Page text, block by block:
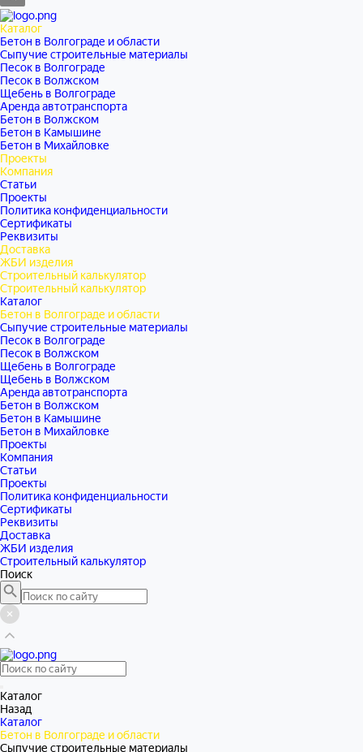
Каталог
Бетон в Волгограде и области
Сыпучие строительные материалы
Песок в Волгограде
Песок в Волжском
Щебень в Волгограде
Аренда автотранспорта
Бетон в Волжском
Бетон в Камышине
Бетон в Михайловке
Проекты
Компания
Статьи
Проекты
Политика конфиденциальности
Сертификаты
Реквизиты
Доставка
ЖБИ изделия
Строительный калькулятор
Строительный калькулятор
Каталог
Бетон в Волгограде и области
Сыпучие строительные материалы
Песок в Волгограде
Песок в Волжском
Щебень в Волгограде
Щебень в Волжском
Аренда автотранспорта
Бетон в Волжском
Бетон в Камышине
Бетон в Михайловке
Проекты
Компания
Статьи
Проекты
Политика конфиденциальности
Сертификаты
Реквизиты
Доставка
ЖБИ изделия
Строительный калькулятор
Поиск
Каталог
Назад
Каталог
Бетон в Волгограде и области
Сыпучие строительные материалы